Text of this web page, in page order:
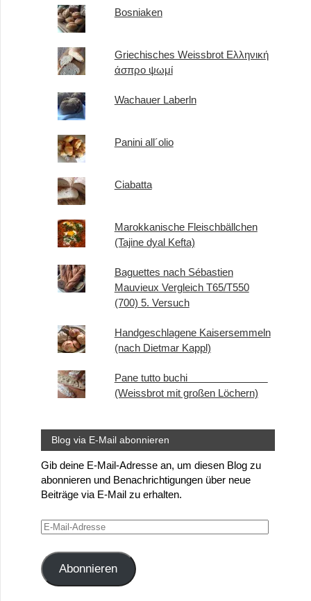
Bosniaken
Griechisches Weissbrot Ελληνική
άσπρο ψωμί
Wachauer Laberln
Panini all´olio
Ciabatta
Marokkanische Fleischbällchen
(Tajine dyal Kefta)
Baguettes nach Sébastien
Mauvieux Vergleich T65/T550
(700) 5. Versuch
Handgeschlagene Kaisersemmeln
(nach Dietmar Kappl)
Pane tutto buchi
(Weissbrot mit großen Löchern)
Blog via E-Mail abonnieren
Gib deine E-Mail-Adresse an, um diesen Blog zu
abonnieren und Benachrichtigungen über neue
Beiträge via E-Mail zu erhalten.
E-
Adresse
Abonnieren